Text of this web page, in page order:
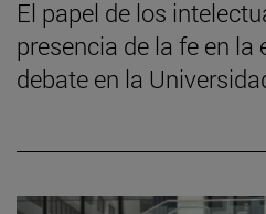
El papel de los
presencia de la fe en la
debate en la